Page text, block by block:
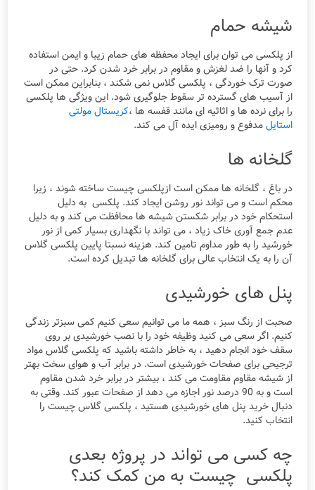
شیشه حمام
از پلکسی می توان برای ایجاد محفظه های حمام زیبا و ایمن استفاده
کرد و آنها را ضد لغزش و مقاوم در برابر خرد شدن کرد. حتی در
صورت ترک خوردگی ، پلکسی گلاس نمی شکند ، بنابراین ممکن است
از آسیب های گسترده تر سقوط جلوگیری شود. این ویژگی ها پلکسی
را برای نرده ها و اثاثیه ای مانند قفسه ها ،کریستال مولتی
استایلمدفوع و رومیزی ایده آل می کند.
گلخانه ها
در باغ ، گلخانه ها ممکن است ازپلکسی چیست ساخته شوند ، زیرا
محکم است و می تواند نور روشن ایجاد کند. پلکسی به دلیل
استحکام خود در برابر شکستن شیشه ها محافظت می کند و به دلیل
عدم جمع آوری خاک زیاد ، می تواند با نگهداری بسیار کمی از نور
خورشید را به طور مداوم تامین کند. هزینه نسبتا پایین پلکسی گلاس
آن را به یک انتخاب عالی برای گلخانه ها تبدیل کرده است.
پنل های خورشیدی
صحبت از رنگ سبز ، همه ما می توانیم سعی کنیم کمی سبزتر زندگی
کنیم. اگر سعی می کنید وظیفه خود را با نصب خورشیدی بر روی
سقف خود انجام دهید ، به خاطر داشته باشید که پلکسی گلاس مواد
ترجیحی برای صفحات خورشیدی است. در برابر آب و هوای سخت بهتر
از شیشه مقاوم مقاومت می کند ، بیشتر در برابر خرد شدن مقاوم
است و به 90 درصد نور اجازه می دهد از صفحات عبور کند. وقتی به
دنبال خرید پنل های خورشیدی هستید ، پلکسی گلاس چیست را
انتخاب کنید.
چه کسی می تواند در پروژه بعدی
پلکسی چیست به من کمک کند؟